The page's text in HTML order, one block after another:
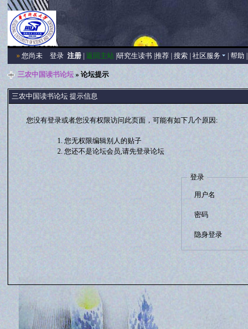
» 您尚未登录 注册 |返回主站 |研究生读书 |推荐 |搜索 |社区服务 |帮助
三农中国读书论坛 » 论坛提示
三农中国读书论坛 提示信息
您没有登录或者您没有权限访问此页面，可能有如下几个原因:
您无权限编辑别人的贴子
您还不是论坛会员,请先登录论坛
登录
用户名
密码
隐身登录